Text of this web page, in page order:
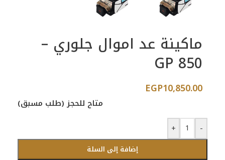
ماكينة عد اموال جلوري –
GP 850
EGP10,850.00
متاح للحجز (طلب مسبق)
-
+
إضافة إلى السلة